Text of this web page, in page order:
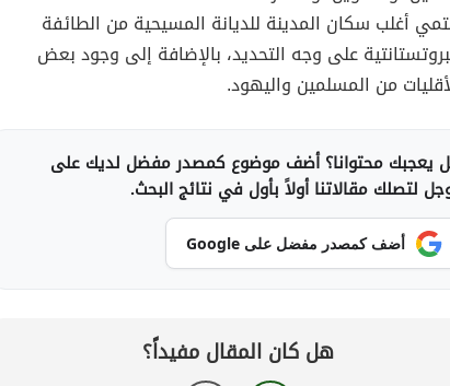
أغلب سكان المدينة للديانة المسيحية من الطائفة
على وجه التحديد، بالإضافة إلى وجود بعض
من المسلمين واليهود.
يعجبك محتوانا؟ أضف موضوع كمصدر مفضل لديك على
لتصلك مقالاتنا أولاً بأول في نتائج البحث.
أضف كمصدر مفضل على Google
هل كان المقال مفيداً؟